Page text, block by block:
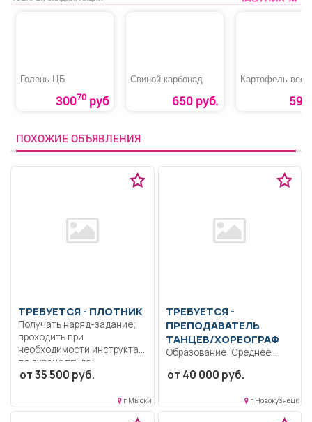
Голень ЦБ
30070руб
Свиной карбонад
650 руб.
Картофель
59
ПОХОЖИЕ ОБЪЯВЛЕНИЯ
ТРЕБУЕТСЯ - ПЛОТНИК
Получать наряд-задание;
проходить при
необходимости инструктаж
по охране труда;...
от 35 500 руб.
г Мыски
ТРЕБУЕТСЯ -
ПРЕПОДАВАТЕЛЬ
ТАНЦЕВ/ХОРЕОГРАФ
Образование: Среднее
образование..
данса.. Полный рабочий
день..
от 40 000 руб.
г Новокузнецк